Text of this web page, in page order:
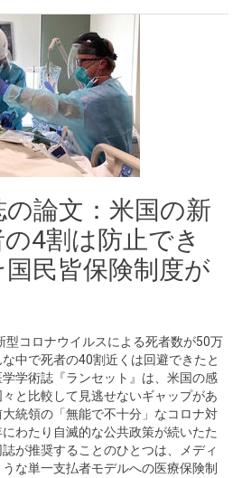
論文：米国の新
4割は防止でき
民皆保険制度が
型コロナウイルスによる死者数が50万
中で死者の40割近くは回避できたと
学術誌『ランセット』は、米国の感
と比較して見逃せないギャップがあ
統領の「無能で不十分」なコロナ対
わたり自滅的な公共政策が続いたた
が推奨することのひとつは、メディ
な単一支払者モデルへの医療保険制